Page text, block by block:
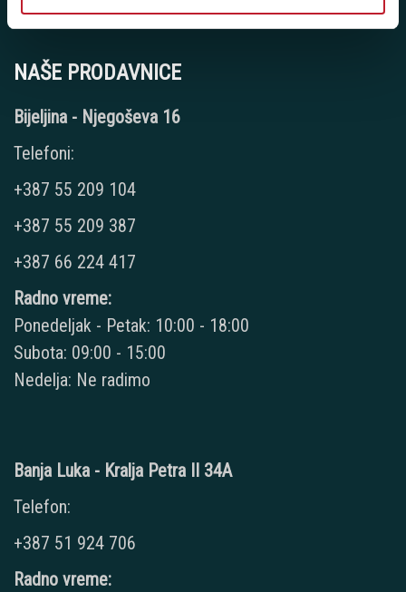
JIB: 4403444110009
NAŠE PRODAVNICE
Bijeljina - Njegoševa 16
Telefoni:
+387 55 209 104
+387 55 209 387
+387 66 224 417
Radno vreme:
Ponedeljak - Petak: 10:00 - 18:00
Subota: 09:00 - 15:00
Nedelja: Ne radimo
Banja Luka - Kralja Petra II 34A
Telefon:
+387 51 924 706
Radno vreme: